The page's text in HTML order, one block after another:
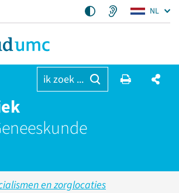
NL
ik zoek ...
en zorglocaties